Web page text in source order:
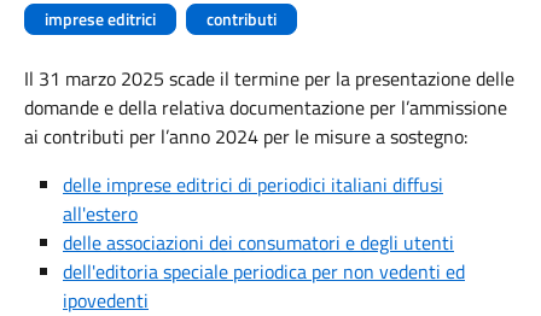
imprese editrici contributi
Il 31 marzo 2025 scade il termine per la presentazione delle
domande e della relativa documentazione per l’ammissione
ai contributi per l’anno 2024 per le misure a sostegno:
delle imprese editrici di periodici italiani diffusi
all'estero
delle associazioni dei consumatori e degli utenti
dell'editoria speciale periodica per non vedenti ed
ipovedenti